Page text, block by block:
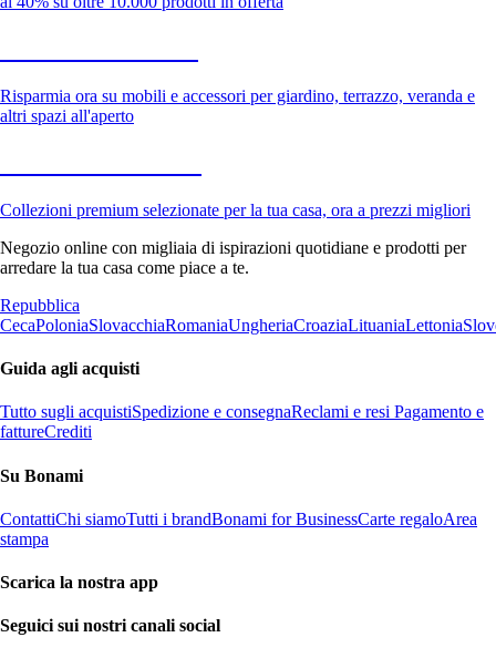
Risparmia ora su mobili e accessori per giardino, terrazzo, veranda e
altri spazi all'aperto
Collezioni premium selezionate per la tua casa, ora a prezzi migliori
Negozio online con migliaia di ispirazioni quotidiane e prodotti per
arredare la tua casa come piace a te.
Repubblica
CecaPoloniaSlovacchiaRomaniaUngheriaCroaziaLituaniaLettonia
Guida agli acquisti
Tutto sugli acquistiSpedizione e consegnaReclami e resi Pagamento e
fattureCrediti
Su Bonami
ContattiChi siamoTutti i brandBonami for BusinessCarte regaloArea
stampa
Scarica la nostra app
Seguici sui nostri canali social